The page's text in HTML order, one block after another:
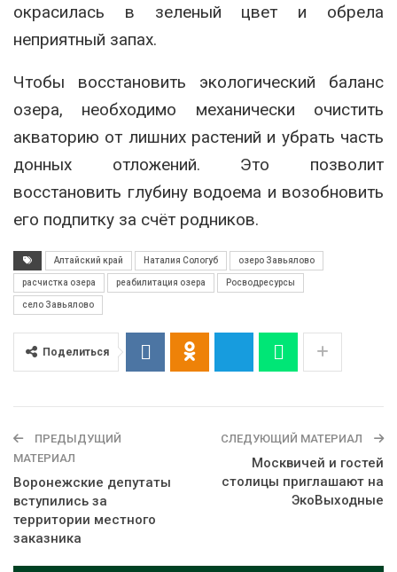
окрасилась в зеленый цвет и обрела
неприятный запах.
Чтобы восстановить экологический баланс
озера, необходимо механически очистить
акваторию от лишних растений и убрать часть
донных отложений. Это позволит
восстановить глубину водоема и возобновить
его подпитку за счёт родников.
Алтайский край Наталия Сологуб озеро Завьялово
расчистка озера реабилитация озера Росводресурсы
село Завьялово
Поделиться
ПРЕДЫДУЩИЙ
МАТЕРИАЛ
Воронежские депутаты
вступились за
территории местного
заказника
СЛЕДУЮЩИЙ МАТЕРИАЛ
Москвичей и гостей
столицы приглашают на
ЭкоВыходные